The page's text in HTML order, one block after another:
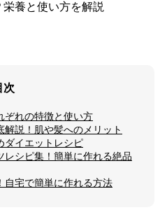
養と使い方を解説
次
ぞれの特徴と使い方
説！肌や髪へのメリット
ダイエットレシピ
シピ集！簡単に作れる絶品
自宅で簡単に作れる方法